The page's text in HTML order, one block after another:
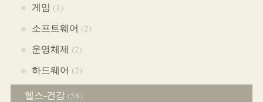
게임 (1)
소프트웨어 (2)
운영체제 (2)
하드웨어 (2)
헬스-건강(58)